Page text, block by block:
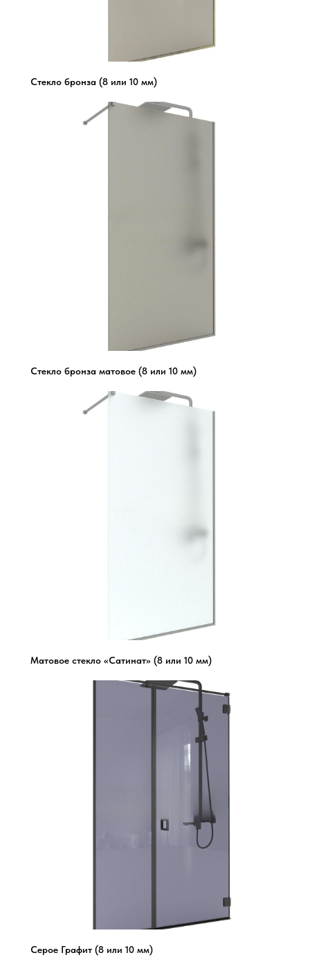
Стекло бронза (8 или 10 мм)
Стекло бронза матовое (8 или 10 мм)
Матовое стекло «Сатинат» (8 или 10 мм)
Серое Графит (8 или 10 мм)